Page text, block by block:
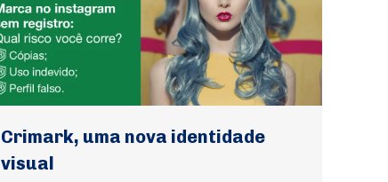
Crimark, uma nova identidade
visual